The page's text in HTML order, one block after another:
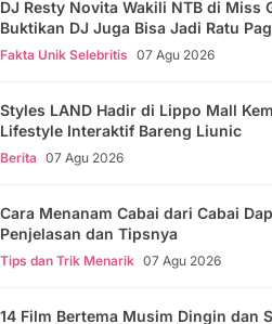
DJ Resty Novita Wakili NTB di Miss
Buktikan DJ Juga Bisa Jadi Ratu
Fakta Unik Selebritis 07 Agu 2026
Styles LAND Hadir di Lippo Mall
Lifestyle Interaktif Bareng Liunic
Berita 07 Agu 2026
Cara Menanam Cabai dari Cabai
Penjelasan dan Tipsnya
Tips dan Trik Menarik 07 Agu 2026
14 Film Bertema Musim Dingin dan